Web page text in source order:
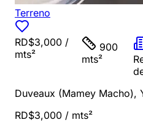
Terreno
RD$3,000 /
mts²
900
mts²
Duveaux (Mamey Macho),
RD$3,000 / mts²